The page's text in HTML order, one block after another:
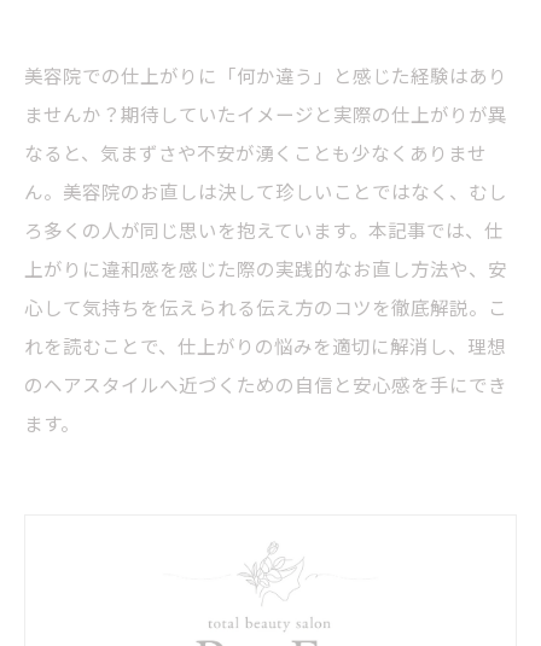
美容院での仕上がりに「何か違う」と感じた経験はあり
ませんか？期待していたイメージと実際の仕上がりが異
なると、気まずさや不安が湧くことも少なくありませ
ん。美容院のお直しは決して珍しいことではなく、むし
ろ多くの人が同じ思いを抱えています。本記事では、仕
上がりに違和感を感じた際の実践的なお直し方法や、安
心して気持ちを伝えられる伝え方のコツを徹底解説。こ
れを読むことで、仕上がりの悩みを適切に解消し、理想
のヘアスタイルへ近づくための自信と安心感を手にでき
ます。